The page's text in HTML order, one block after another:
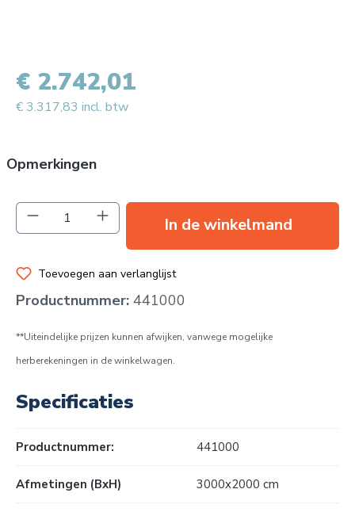
Opmerkingen
€ 2.742,01
€ 3.317,83 incl. btw
Producthoeveelheid: Voer de gewenste
In de winkelmand
Toevoegen aan verlanglijst
Productnummer: 441000
**Uiteindelijke prijzen kunnen afwijken, vanwege mogelijke
herberekeningen in de winkelwagen.
Specificaties
Productnummer: 441000
Afmetingen (BxH) 3000x2000 cm